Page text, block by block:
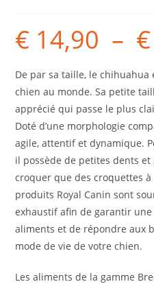
€ 14,90 – €
De par sa taille, le
chien au monde. Sa petite
apprécié qui passe le plus
Doté d’une morphologie
agile, attentif et dynamique.
il possède de petites dents
croquer que des croquettes
produits Royal Canin sont
exhaustif afin de garantir
aliments et de répondre aux
mode de vie de votre chien.
Les aliments de la gamme